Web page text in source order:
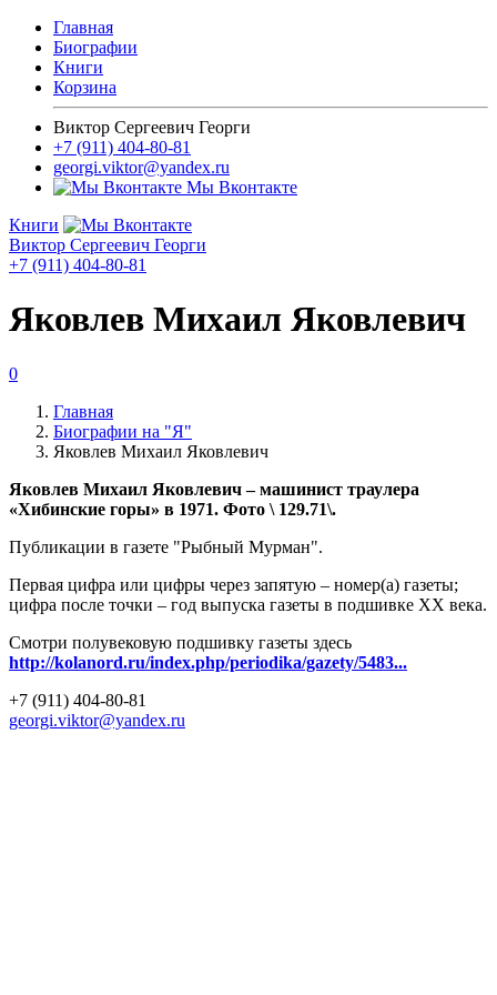
Главная
Биографии
Книги
Корзина
Виктор Сергеевич Георги
+7 (911) 404-80-81
georgi.viktor@yandex.ru
Мы Вконтакте
Книги
Виктор Сергеевич Георги
+7 (911) 404-80-81
Яковлев Михаил Яковлевич
0
Главная
Биографии на "Я"
Яковлев Михаил Яковлевич
Яковлев Михаил Яковлевич – машинист траулера
«Хибинские горы» в 1971. Фото \ 129.71\.
Публикации в газете "Рыбный Мурман".
Первая цифра или цифры через запятую – номер(а) газеты;
цифра после точки – год выпуска газеты в подшивке ХХ века.
Смотри полувековую подшивку газеты здесь
http://kolanord.ru/index.php/periodika/gazety/5483...
+7 (911) 404-80-81
georgi.viktor@yandex.ru